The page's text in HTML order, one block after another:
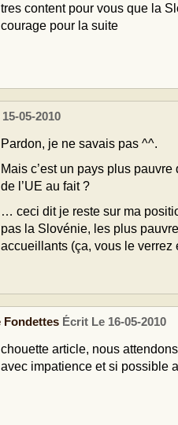
tres content pour vous que la
courage pour la suite
05-2010
Pardon, je ne savais pas ^^.
Mais c’est un pays plus
de l’UE au fait ?
… ceci dit je reste sur ma
pas la Slovénie, les plus
accueillants (ça, vous le verrez
Fondettes Écrit Le 16-05-2010
chouette article, nous
avec impatience et si possible